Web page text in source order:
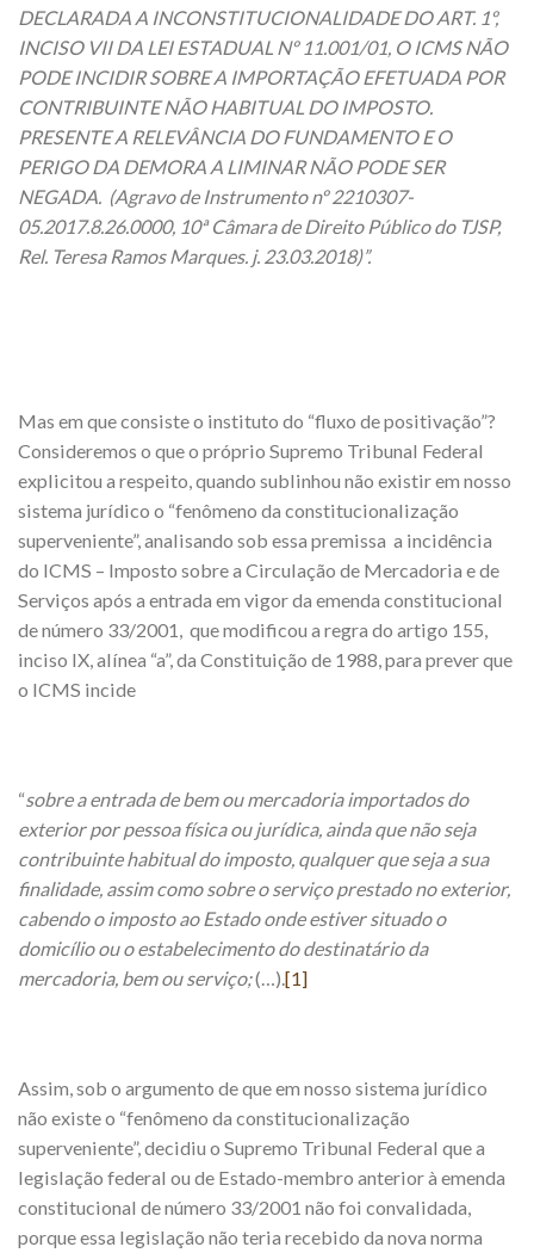
DECLARADA A INCONSTITUCIONALIDADE DO ART. 1º,
INCISO VII DA LEI ESTADUAL Nº 11.001/01, O ICMS NÃO
PODE INCIDIR SOBRE A IMPORTAÇÃO EFETUADA POR
CONTRIBUINTE NÃO HABITUAL DO IMPOSTO.
PRESENTE A RELEVÂNCIA DO FUNDAMENTO E O
PERIGO DA DEMORA A LIMINAR NÃO PODE SER
NEGADA. (Agravo de Instrumento nº 2210307-
05.2017.8.26.0000, 10ª Câmara de Direito Público do TJSP,
Rel. Teresa Ramos Marques. j. 23.03.2018)”.
Mas em que consiste o instituto do “fluxo de positivação”?
Consideremos o que o próprio Supremo Tribunal Federal
explicitou a respeito, quando sublinhou não existir em nosso
sistema jurídico o “fenômeno da constitucionalização
superveniente”, analisando sob essa premissa a incidência
do ICMS – Imposto sobre a Circulação de Mercadoria e de
Serviços após a entrada em vigor da emenda constitucional
de número 33/2001, que modificou a regra do artigo 155,
inciso IX, alínea “a”, da Constituição de 1988, para prever que
o ICMS incide
“sobre a entrada de bem ou mercadoria importados do
exterior por pessoa física ou jurídica, ainda que não seja
contribuinte habitual do imposto, qualquer que seja a sua
finalidade, assim como sobre o serviço prestado no exterior,
cabendo o imposto ao Estado onde estiver situado o
domicílio ou o estabelecimento do destinatário da
mercadoria, bem ou serviço;(…).[1]
Assim, sob o argumento de que em nosso sistema jurídico
não existe o “fenômeno da constitucionalização
superveniente”, decidiu o Supremo Tribunal Federal que a
legislação federal ou de Estado-membro anterior à emenda
constitucional de número 33/2001 não foi convalidada,
porque essa legislação não teria recebido da nova norma